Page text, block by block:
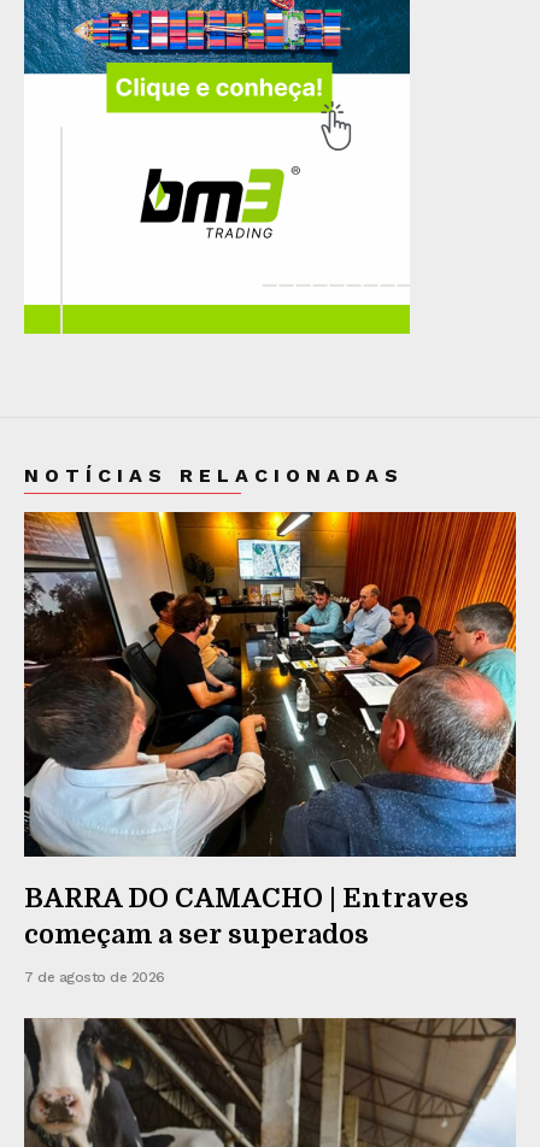
NOTÍCIAS RELACIONADAS
BARRA DO CAMACHO | Entraves
começam a ser superados
7 de agosto de 2026